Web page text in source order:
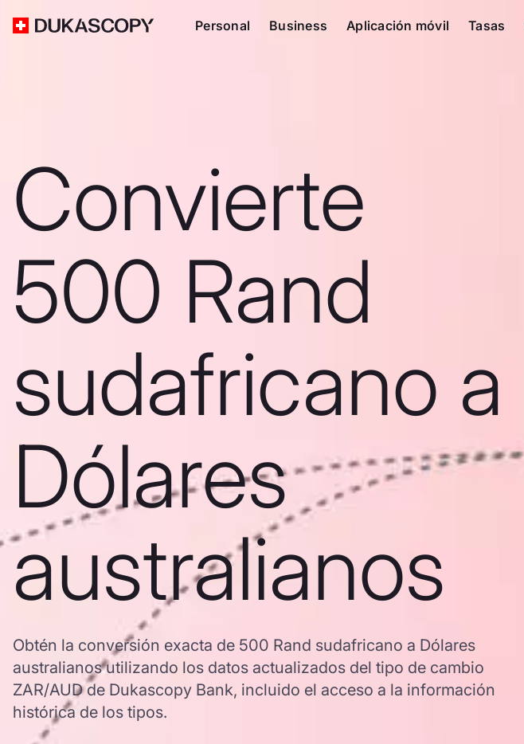
Personal Business Aplicación móvil Tasas
Convierte
500 Rand
sudafricano a
Dólares
australianos
Obtén la conversión exacta de 500 Rand sudafricano a Dólares
australianos utilizando los datos actualizados del tipo de cambio
ZAR/AUD de Dukascopy Bank, incluido el acceso a la información
histórica de los tipos.